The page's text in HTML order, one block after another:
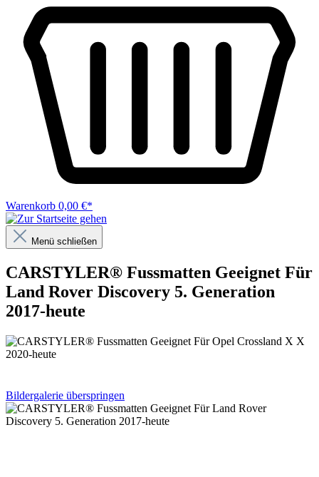
Warenkorb 0,00 €*
Menü schließen
CARSTYLER® Fussmatten Geeignet Für
Land Rover Discovery 5. Generation
2017-heute
Bildergalerie überspringen